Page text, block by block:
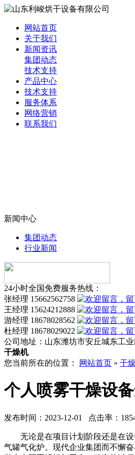
网站首页
关于我们
新闻资讯
集团动态
技术支持
产品中心
技术支持
服务体系
网络营销
联系我们
新闻中心
集团动态
行业新闻
24小时全国免费服务热线：
张经理 15662562758
王经理 15624212888
游经理 18678028562
杜经理 18678029022
公司地址： 山东潍坊市安丘城东工业
干燥机
您当前所在的位置：
网站首页 » 干
个人喷雾干燥设
发布时间：2023-12-01 点击率：
无论是在项目计划阶段还是在设
气罐气化炉。现代企业集团而不懈